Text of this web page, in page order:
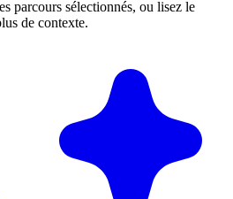
parcours sélectionnés, ou lisez le
de contexte.